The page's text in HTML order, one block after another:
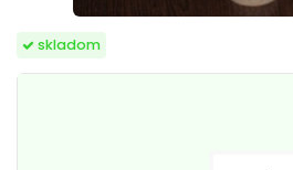
skladom